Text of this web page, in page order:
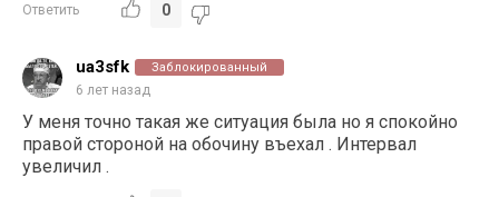
Ответить 0
ua3sfk Заблокированный
6 лет назад
У меня точно такая же ситуация была но я спокойно
правой стороной на обочину въехал . Интервал
увеличил .